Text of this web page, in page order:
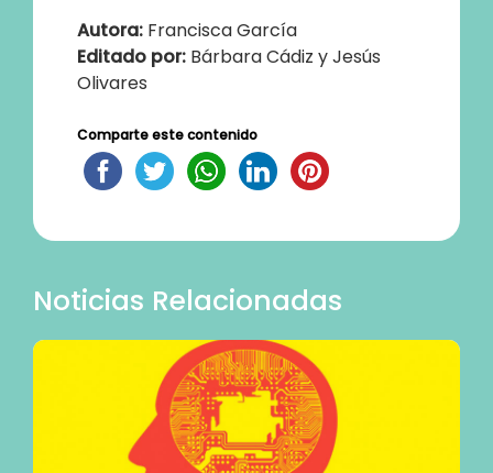
Autora: Francisca García
Editado por: Bárbara Cádiz y Jesús
Olivares
Comparte este contenido
Noticias Relacionadas